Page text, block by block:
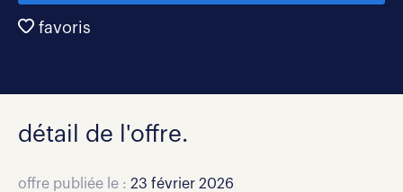
favoris
détail de l'offre.
offre publiée le : 23 février 2026